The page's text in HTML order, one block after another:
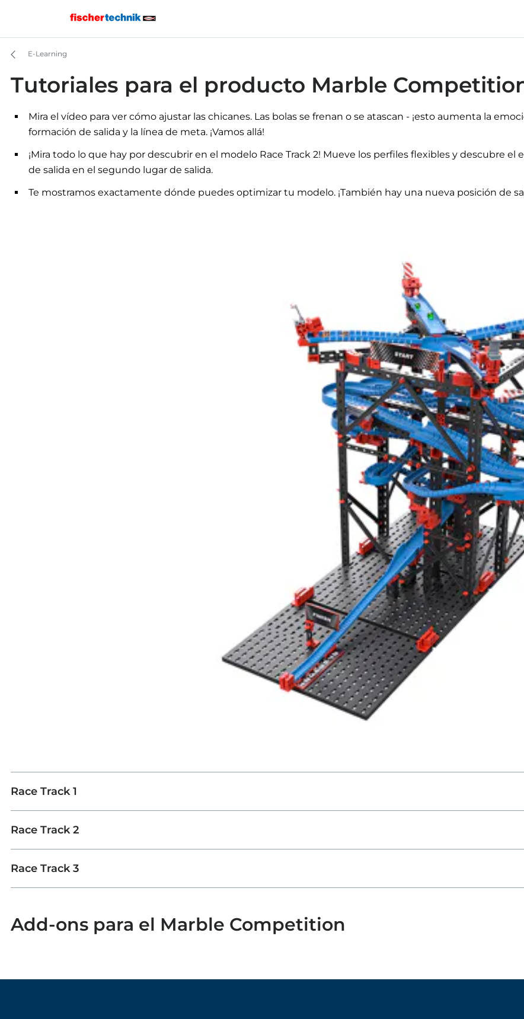
E-Learning
Tutoriales para el producto Marble
Mira el vídeo para ver cómo ajustar las chicanes. Las bolas se frenan o se atascan - ¡esto aumenta la
formación de salida y la línea de meta. ¡Vamos allá!
¡Mira todo lo que hay por descubrir en el modelo Race Track 2! Mueve los perfiles flexibles y descubre
de salida en el segundo lugar de salida.
Te mostramos exactamente dónde puedes optimizar tu modelo. ¡También hay una nueva posición de
Race Track 1
Race Track 2
Race Track 3
Add-ons para el Marble Competition​